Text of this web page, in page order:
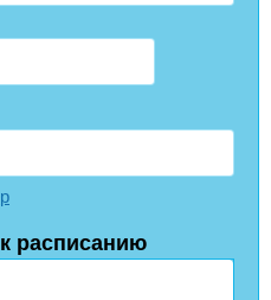
расписанию